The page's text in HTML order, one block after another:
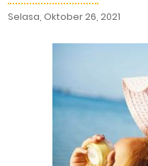
Selasa, Oktober 26, 2021